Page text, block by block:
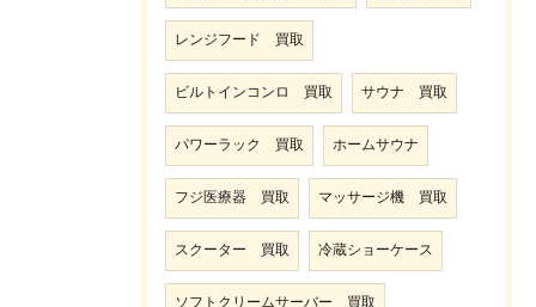
レンジフード 買取
ビルトインコンロ 買取 サウナ 買取
パワーラック 買取 ホームサウナ
フジ医療器 買取 マッサージ機 買取
スクーター 買取 冷蔵ショーケース